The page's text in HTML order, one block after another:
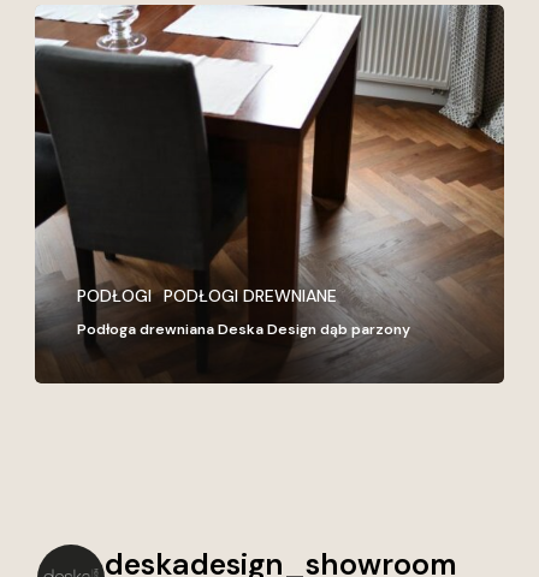
Podłoga
drewniana
Deska
Design
dąb
parzony
PODŁOGI PODŁOGI DREWNIANE
Podłoga drewniana Deska Design dąb parzony
deskadesign_showroom